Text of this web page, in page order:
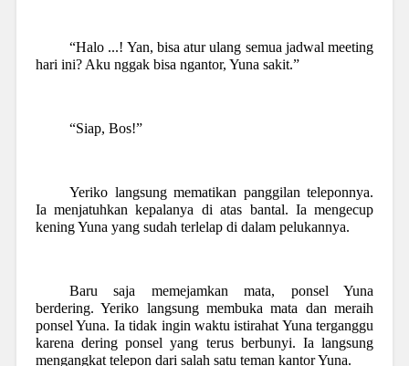
“Halo ...! Yan, bisa atur ulang semua jadwal meeting
hari ini? Aku nggak bisa ngantor, Yuna sakit.”
“Siap, Bos!”
Yeriko langsung mematikan panggilan teleponnya.
Ia menjatuhkan kepalanya di atas bantal. Ia mengecup
kening Yuna yang sudah terlelap di dalam pelukannya.
Baru saja memejamkan mata, ponsel Yuna
berdering. Yeriko langsung membuka mata dan meraih
ponsel Yuna. Ia tidak ingin waktu istirahat Yuna terganggu
karena dering ponsel yang terus berbunyi. Ia langsung
mengangkat telepon dari salah satu teman kantor Yuna.